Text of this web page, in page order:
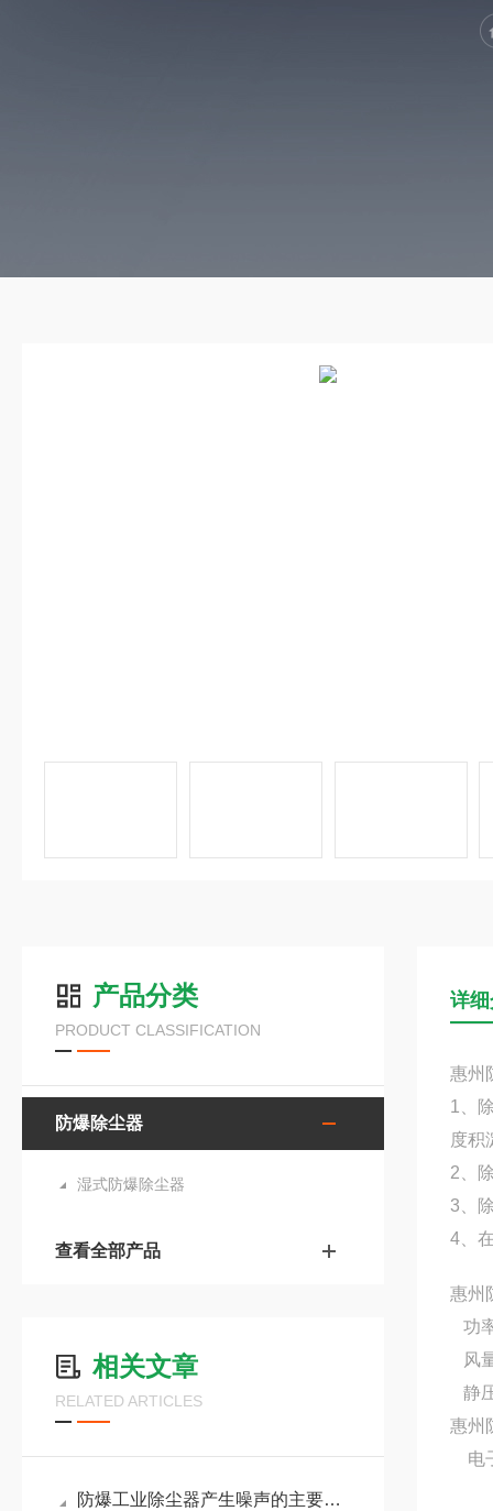
产品分类
PRODUCT CLASSIFICATION
防爆除尘器
湿式防爆除尘器
查看全部产品
相关文章
RELATED ARTICLES
防爆工业除尘器产生噪声的主要原因是什么？
详
惠州
1、
度积
2、
3、
4、
惠州
功
风
静
惠州
电